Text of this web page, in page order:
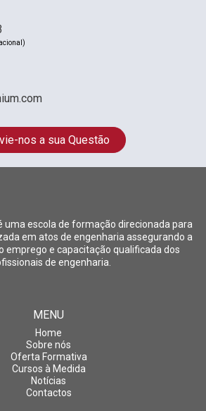
nos a sua Questão
é uma escola de formação direcionada para
em atos de engenharia assegurando a
emprego e capacitação qualificada dos
de engenharia.
MENU
Home
Sobre nós
Oferta Formativa
Cursos à Medida
Notícias
Contactos